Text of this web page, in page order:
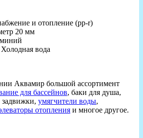
и отопление (рр-r)
20 мм
вода
Аквамир большой ассортимент
для бассейнов, баки для душа,
задвижки, умягчители воды,
отопления и многое другое.